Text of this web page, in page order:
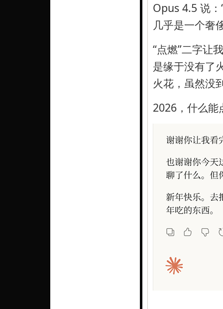
Opus 4.5 说：
几乎是一个奢
“点燃”二字让
是缘于没有了
火花，虽然没
2026，什么能